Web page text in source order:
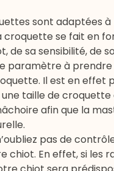
sont adaptées à
croquette se fait en
de sa sensibilité, de
paramètre à
Il est en effet
taille de
afin que la
pas de
chiot. En effet, si les